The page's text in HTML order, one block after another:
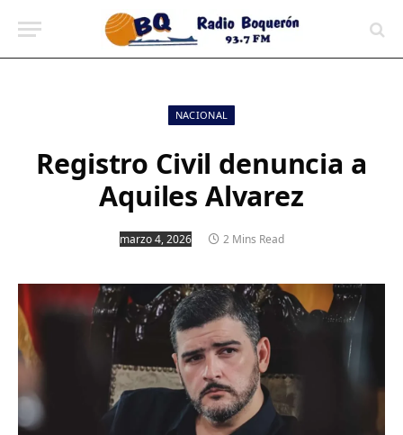
NACIONAL
Registro Civil denuncia a
Aquiles Alvarez
marzo 4, 2026 2 Mins Read